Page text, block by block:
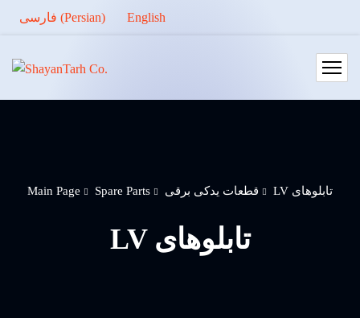
فارسی (Persian) English
Main Page Spare Parts قطعات یدکی برقی LV تابلوهای
LV تابلوهای